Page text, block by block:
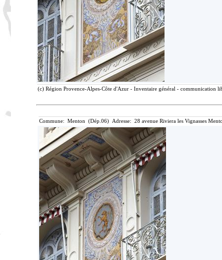
(c) Région Provence-Alpes-Côte d'Azur - Inventaire général - communication
Commune: Menton (Dép.06) Adresse: 28 avenue Riviera les Vignasses